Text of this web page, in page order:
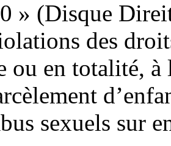
» (Disque
des
ou en totalité,
sexuels sur